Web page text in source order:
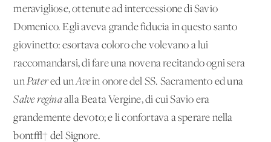
meravigliose, ottenute ad intercessione di Savio
Domenico. Egli aveva grande fiducia in questo santo
giovinetto: esortava coloro che volevano a lui
raccomandarsi, di fare una novena recitando ogni sera
unPatered unAvein onore del SS. Sacramento ed una
Salve reginaalla Beata Vergine, di cui Savio era
grandemente devoto; e li confortava a sperare nella
bont√† del Signore.